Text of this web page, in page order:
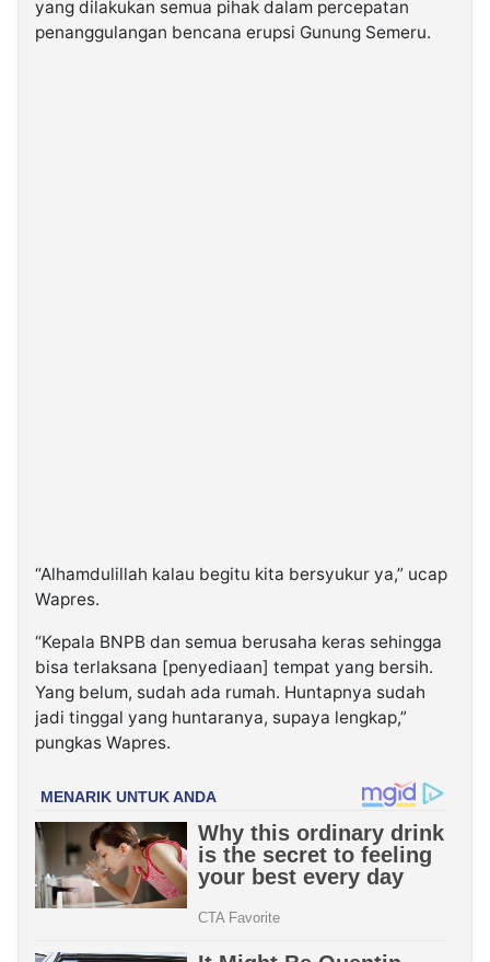
yang dilakukan semua pihak dalam percepatan
penanggulangan bencana erupsi Gunung Semeru.
“Alhamdulillah kalau begitu kita bersyukur ya,” ucap
Wapres.
“Kepala BNPB dan semua berusaha keras sehingga
bisa terlaksana [penyediaan] tempat yang bersih.
Yang belum, sudah ada rumah. Huntapnya sudah
jadi tinggal yang huntaranya, supaya lengkap,”
pungkas Wapres.